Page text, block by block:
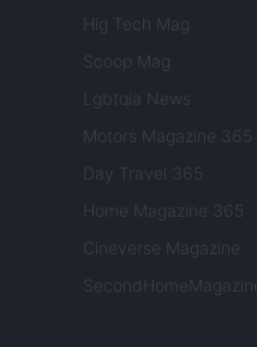
Hig Tech Mag
Scoop Mag
Lgbtqia News
Motors Magazine 365
Day Travel 365
Home Magazine 365
Cineverse Magazine
SecondHomeMagazine